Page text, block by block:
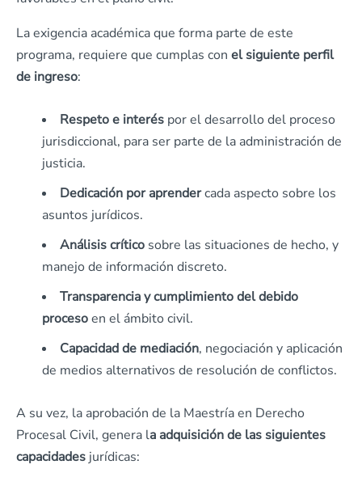
La exigencia académica que forma parte de este
programa, requiere que cumplas con el siguiente perfil
de ingreso:
Respeto e interés por el desarrollo del proceso
jurisdiccional, para ser parte de la administración de
justicia.
Dedicación por aprendercada aspecto sobre los
asuntos jurídicos.
Análisis crítico sobre las situaciones de hecho, y
manejo de información discreto.
Transparencia y cumplimiento del debido
procesoen el ámbito civil.
Capacidad de mediación, negociación y aplicación
de medios alternativos de resolución de conflictos.
A su vez, la aprobación de la Maestría en Derecho
Procesal Civil, genera la adquisición de las siguientes
capacidades jurídicas: